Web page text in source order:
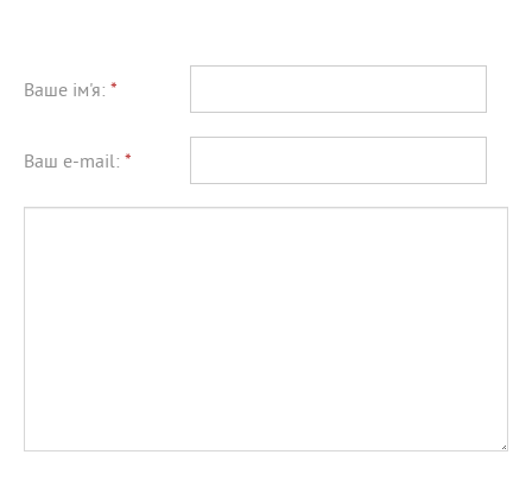
Ваше ім'я: *
Ваш e-mail: *